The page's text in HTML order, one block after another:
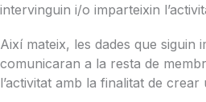
intervinguin i/o imparteixin
Així mateix, les dades que siguin
comunicaran a la resta de
l’activitat amb la finalitat de